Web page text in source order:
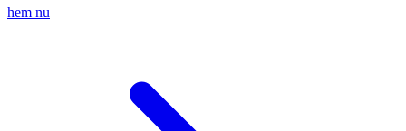
hem nu